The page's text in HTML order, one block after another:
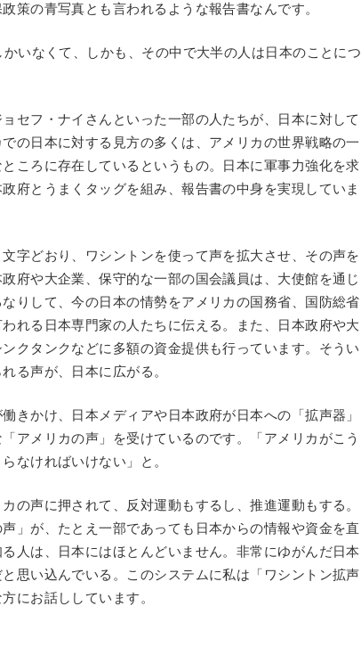
策の青写真とも言われるような報告書なんです。
いなくて、しかも、その中で大半の人は日本のことにつ
セフ・ナイさんといった一部の人たちが、日本に対して
の日本に対する見方の多くは、アメリカの世界戦略の一
ころに存在しているというもの。日本に軍事力強化を求
府とうまくタッグを組み、報告書の中身を実現していま
字どおり、ワシントンを使って声を拡大させ、その声を
府や大企業、保守的な一部の国会議員は、大使館を通じ
りして、今の日本の情勢をアメリカの国務省、国防総省
れる日本専門家の人たちに伝える。また、日本政府や大
クタンクなどに多額の資金提供も行っています。そうい
る声が、日本に広がる。
きかけ、日本メディアや日本政府が日本への「拡声器」
アメリカの声」を受けているのです。「アメリカがこう
なければいけない」と。
の声に押されて、反対運動もするし、推進運動もする。
」が、たとえ一部であっても日本からの情報や資金を直
人は、日本にはほとんどいません。非常にゆがんだ日本
思い込んでいる。このシステムに私は「ワシントン拡声
にお話ししています。